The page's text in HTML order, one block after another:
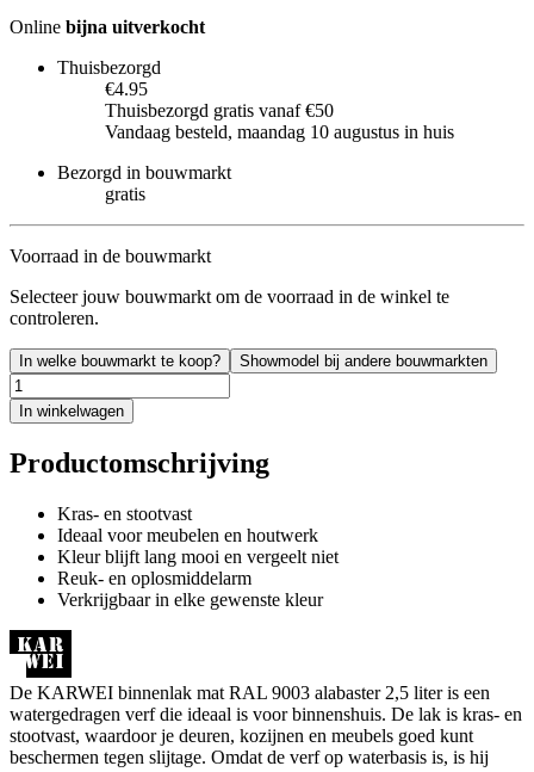
Online bijna uitverkocht
Thuisbezorgd
€4.95
Thuisbezorgd gratis vanaf €50
Vandaag besteld, maandag 10 augustus in huis
Bezorgd in bouwmarkt
gratis
Voorraad in de bouwmarkt
Selecteer jouw bouwmarkt om de voorraad in de winkel te
controleren.
In welke bouwmarkt te koop? Showmodel bij andere bouwmarkten
In winkelwagen
Productomschrijving
Kras- en stootvast
Ideaal voor meubelen en houtwerk
Kleur blijft lang mooi en vergeelt niet
Reuk- en oplosmiddelarm
Verkrijgbaar in elke gewenste kleur
De KARWEI binnenlak mat RAL 9003 alabaster 2,5 liter is een
watergedragen verf die ideaal is voor binnenshuis. De lak is kras- en
stootvast, waardoor je deuren, kozijnen en meubels goed kunt
beschermen tegen slijtage. Omdat de verf op waterbasis is, is hij